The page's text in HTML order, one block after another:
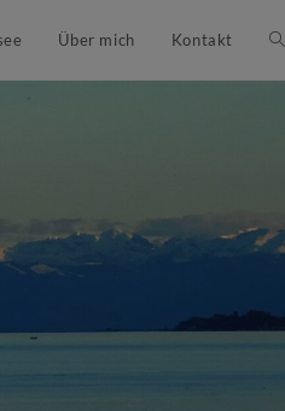
Über mich Kontakt